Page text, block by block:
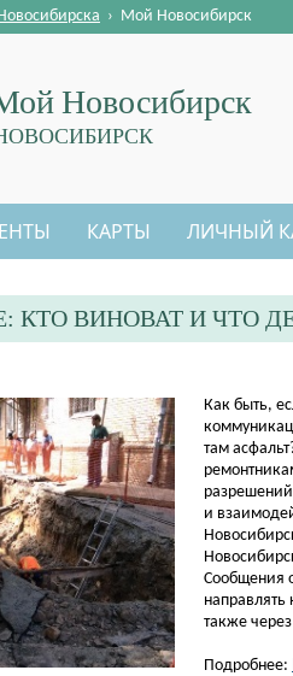
Новосибирск
› Мой Новосибирск
КАРТЫ ЛИЧНЫЙ
КТО ВИНОВАТ И ЧТО
​Как быть,
там
и
Сообщения
также
Подробнее: